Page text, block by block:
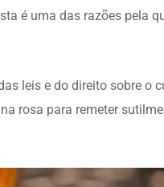
é uma das razões pela
leis e do direito sobre o
rosa para remeter